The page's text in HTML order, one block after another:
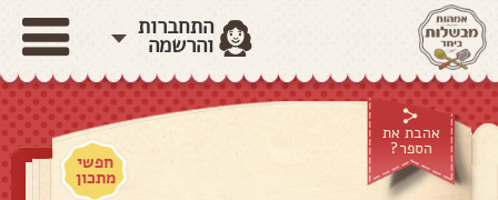
התחברות
והרשמה
אהבת את
הספר?
חפשי
מתכון